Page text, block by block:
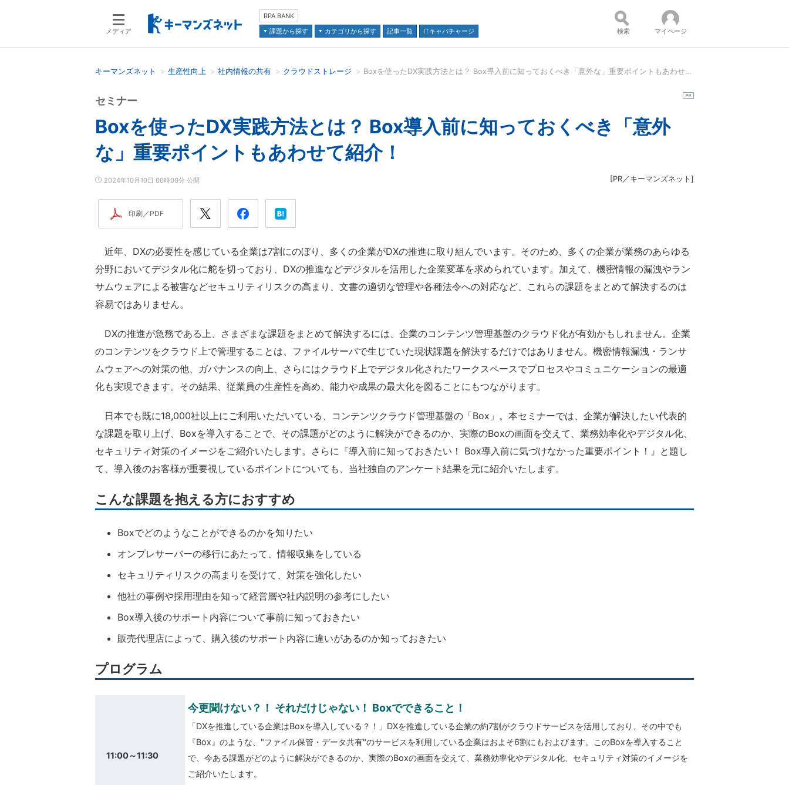
メディア
RPA BANK
課題から探す
カテゴリから探す 記事一覧 ITキャパチャージ 検索 マイページ
キーマンズネット 生産性向上 社内情報の共有 クラウドストレージ Boxを使ったDX実践方法とは？ Box導入前に知っておくべき「意外な」重要ポイントもあわせて紹介！：セミナー
Boxを使ったDX実践方法とは？ Box導入前に知っておくべき「意外
な」重要ポイントもあわせて紹介！
セミナー
2024年10月10日 00時00分 公開 [PR／キーマンズネット ]
印刷／PDF
近年、DXの必要性を感じている企業は7割にのぼり、多くの企業がDXの推進に取り組んでいます。そのため、多くの企業が業務のあらゆる
分野においてデジタル化に舵を切っており、DXの推進などデジタルを活用した企業変革を求められています。加えて、機密情報の漏洩やラン
サムウェアによる被害などセキュリティリスクの高まり、文書の適切な管理や各種法令への対応など、これらの課題をまとめて解決するのは
容易ではありません。
DXの推進が急務である上、さまざまな課題をまとめて解決するには、企業のコンテンツ管理基盤のクラウド化が有効かもしれません。企業
のコンテンツをクラウド上で管理することは、ファイルサーバで生じていた現状課題を解決するだけではありません。機密情報漏洩・ランサ
ムウェアへの対策の他、ガバナンスの向上、さらにはクラウド上でデジタル化されたワークスペースでプロセスやコミュニケーションの最適
化も実現できます。その結果、従業員の生産性を高め、能力や成果の最大化を図ることにもつながります。
日本でも既に18,000社以上にご利用いただいている、コンテンツクラウド管理基盤の「Box」。本セミナーでは、企業が解決したい代表的
な課題を取り上げ、Boxを導入することで、その課題がどのように解決ができるのか、実際のBoxの画面を交えて、業務効率化やデジタル化、
セキュリティ対策のイメージをご紹介いたします。さらに『導入前に知っておきたい！ Box導入前に気づけなかった重要ポイント！』と題し
て、導入後のお客様が重要視しているポイントについても、当社独自のアンケート結果を元に紹介いたします。
こんな課題を抱える方におすすめ
Boxでどのようなことができるのかを知りたい
オンプレサーバーの移行にあたって、情報収集をしている
セキュリティリスクの高まりを受けて、対策を強化したい
他社の事例や採用理由を知って経営層や社内説明の参考にしたい
Box導入後のサポート内容について事前に知っておきたい
販売代理店によって、購入後のサポート内容に違いがあるのか知っておきたい
プログラム
11:00～11:30
今更聞けない？！ それだけじゃない！ Boxでできること！
「DXを推進している企業はBoxを導入している？！」DXを推進している企業の約7割がクラウドサービスを活用しており、その中でも
『Box』のような、"ファイル保管・データ共有"のサービスを利用している企業はおよそ6割にもおよびます。このBoxを導入すること
で、今ある課題がどのように解決ができるのか、実際のBoxの画面を交えて、業務効率化やデジタル化、セキュリティ対策のイメージを
ご紹介いたします。